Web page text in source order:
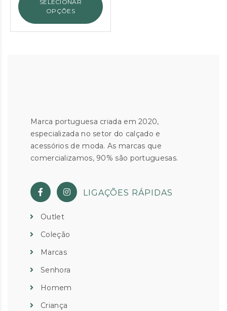
SELECIONAR
OPÇÕES
Marca portuguesa criada em 2020,
especializada no setor do calçado e
acessórios de moda. As marcas que
comercializamos, 90% são portuguesas.
LIGAÇÕES RÁPIDAS
Outlet
Coleção
Marcas
Senhora
Homem
Criança